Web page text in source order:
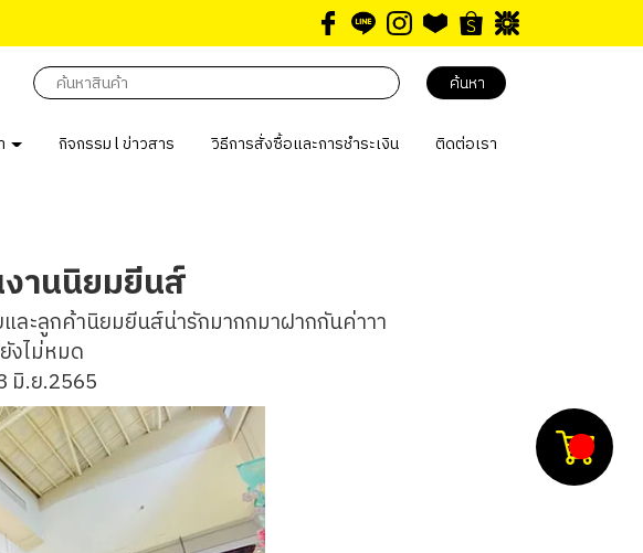
กิจกรรม l ข่าวสาร วิธีการสั่งซื้อและการชำระเงิน ติดต่อเรา
ค้นหา
านนิยมยีนส์
ะลูกค้านิยมยีนส์น่ารักมากกมาฝากกันค่าาา
งไม่หมด